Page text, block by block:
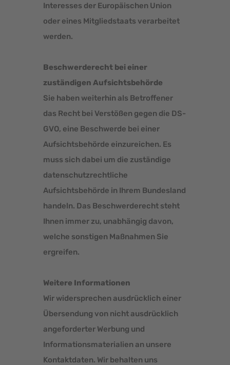
Interesses der Europäischen Union
oder eines Mitgliedstaats verarbeitet
werden.
Beschwerderecht bei einer
zuständigen Aufsichtsbehörde
Sie haben weiterhin als Betroffener
das Recht bei Verstößen gegen die DS-
GVO, eine Beschwerde bei einer
Aufsichtsbehörde einzureichen. Es
muss sich dabei um die zuständige
datenschutzrechtliche
Aufsichtsbehörde in Ihrem Bundesland
handeln. Das Beschwerderecht steht
Ihnen immer zu, unabhängig davon,
welche sonstigen Maßnahmen Sie
ergreifen.
Weitere Informationen
Wir widersprechen ausdrücklich einer
Übersendung von nicht ausdrücklich
angeforderter Werbung und
Informationsmaterialien an unsere
Kontaktdaten. Wir behalten uns